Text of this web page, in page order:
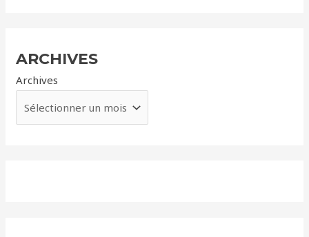
ARCHIVES
Archives